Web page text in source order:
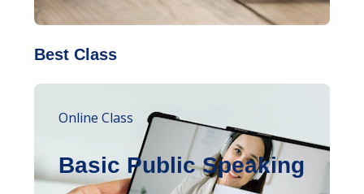
Best Class
Online Class
Basic Public Speaking